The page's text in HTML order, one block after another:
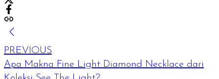
PREVIOUS
Apa Makna Fine Light Diamond Necklace dari